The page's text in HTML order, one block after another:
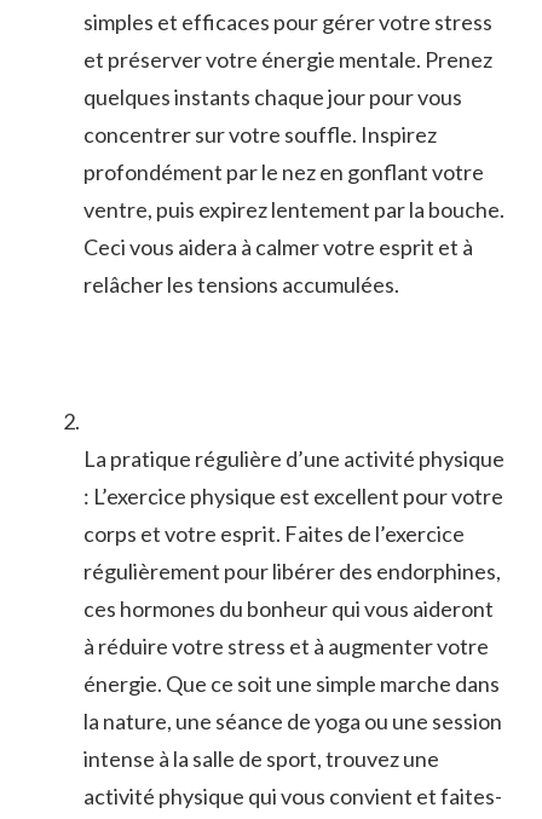
simples et efficaces⁢ pour ‍gérer votre stress
et préserver votre énergie⁤ mentale. Prenez
quelques instants‌ chaque jour pour⁤ vous⁢
concentrer⁣ sur votre souffle. Inspirez
profondément par le ⁣nez en gonflant votre
ventre, puis expirez lentement par la bouche.
Ceci vous aidera à calmer votre esprit et à
relâcher les tensions accumulées.
La pratique régulière d’une activité physique​
: L’exercice⁣ physique est excellent ​pour votre
corps et votre esprit. Faites de ‍l’exercice
régulièrement pour libérer ‍des endorphines,
ces⁣ hormones du bonheur‍ qui vous aideront
à⁣ réduire votre stress et à augmenter votre ​
énergie. Que ce soit une simple marche dans
la ⁤nature, une séance ⁣de‌ yoga ou une session
intense à la salle de sport, trouvez une
⁤activité ⁤physique qui vous convient et faites-